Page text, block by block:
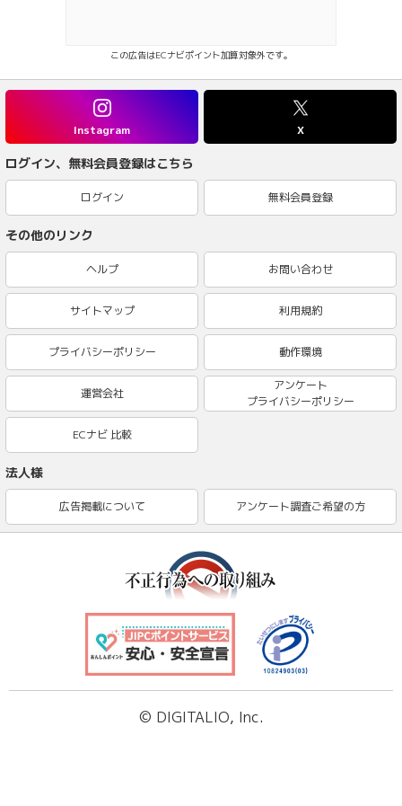
この広告はECナビポイント加算対象外です。
Instagram X
ログイン、無料会員登録はこちら
ログイン 無料会員登録
その他のリンク
ヘルプ お問い合わせ
サイトマップ 利用規約
プライバシーポリシー 動作環境
運営会社
アンケート
プライバシーポリシー
ECナビ 比較
法人様
広告掲載について アンケート調査ご希望の方
© DIGITALIO, Inc.